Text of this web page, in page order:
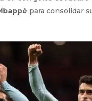
para consolidar